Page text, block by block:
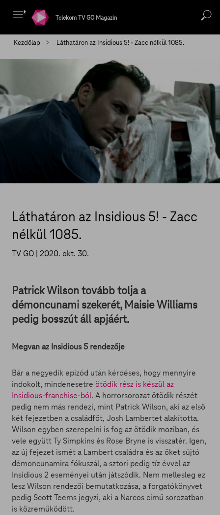
Telekom TV GO Magazin
Kezdőlap Láthatáron az Insidious 5! - Zacc nélkül 1085.
Láthatáron az Insidious 5! - Zacc
nélkül 1085.
TV GO | 2020. okt. 30.
Patrick Wilson tovább tolja a
démoncunami szekerét, Maisie Williams
pedig bosszút áll apjáért.
Megvan az Insidious 5 rendezője
Bár a negyedik epizód után kérdéses, hogy mennyire
indokolt, mindenesetre ötödik rész is készül az
Insidious-franchise-ból. A horrorsorozat ötödik részét
pedig nem más rendezi, mint Patrick Wilson, aki az első
két fejezetben a családfőt, Josh Lambertet alakította.
Wilson egyben szerepelni is fog az ötödik moziban, és
vele együtt Ty Simpkins és Rose Bryne is visszatér. Igen,
az új fejezet ismét a Lambert családra és az őket sújtó
démoncunamira fókuszál, a sztori pedig tíz évvel az
Insidious 2 eseményei után játszódik. Nem mellesleg ez
lesz Wilson rendezői bemutatkozása, a forgatókönyvet
pedig Scott Teems jegyzi, aki a Narcos című sorozatban
is közreműködött.